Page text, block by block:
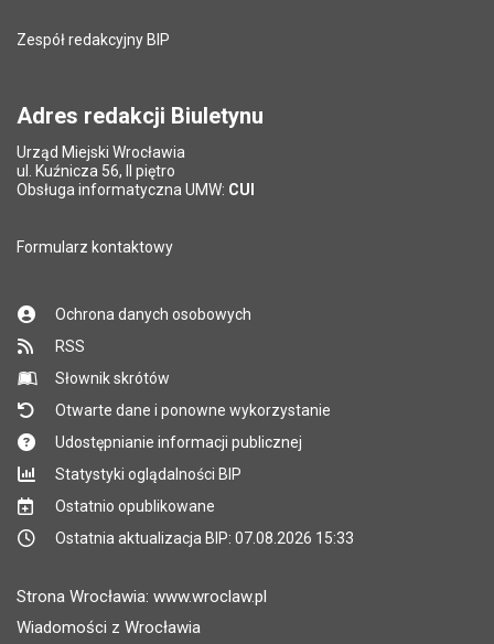
Zespół redakcyjny BIP
Adres redakcji Biuletynu
Urząd Miejski Wrocławia
ul. Kuźnicza 56, II piętro
Obsługa informatyczna UMW: CUI
Formularz kontaktowy
Ochrona danych osobowych
RSS
Słownik skrótów
Otwarte dane i ponowne wykorzystanie
Udostępnianie informacji publicznej
Statystyki oglądalności BIP
Ostatnio opublikowane
Ostatnia aktualizacja BIP: 07.08.2026 15:33
Strona Wrocławia: www.wroclaw.pl
Wiadomości z Wrocławia